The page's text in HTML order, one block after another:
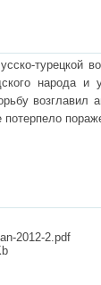
турецкой
народа и
потерпело
2012-2.pdf